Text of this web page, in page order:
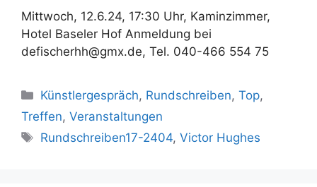
Mittwoch, 12.6.24, 17:30 Uhr, Kaminzimmer,
Hotel Baseler Hof Anmeldung bei
defischerhh@gmx.de, Tel. 040-466 554 75
Kategorien
Künstlergespräch, Rundschreiben,Top,
Treffen, Veranstaltungen
Schlagwörter
Rundschreiben17-2404,Victor Hughes